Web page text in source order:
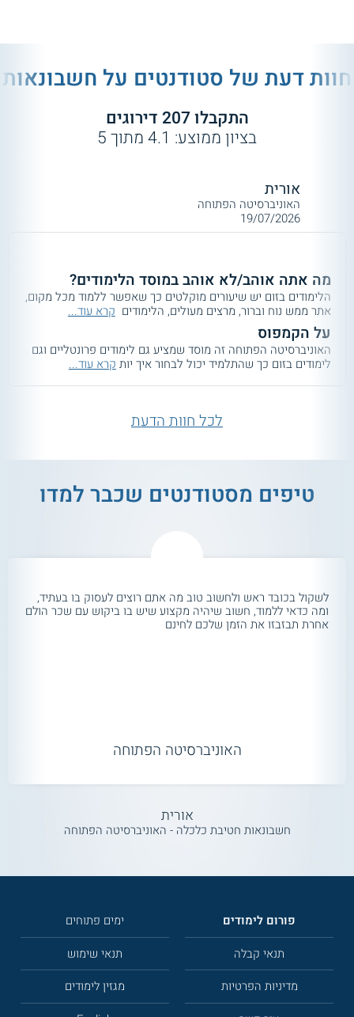
חוות דעת של סטודנטים על חשבונאות
התקבלו207 דירוגים
בציון ממוצע: 4.1מתוך5
אורית
האוניברסיטה הפתוחה
19/07/2026
מה אתה אוהב/לא אוהב במוסד הלימודים?
הלימודים בזום יש שיעורים מוקלטים כך שאפשר ללמוד מכל מקום,
אתר ממש נוח וברור, מרצים מעולים, הלימודים קרא עוד...
על הקמפוס
האוניברסיטה הפתוחה זה מוסד שמציע גם לימודים פרונטליים וגם
לימודים בזום כך שהתלמיד יכול לבחור איך יותקרא עוד...
לכל חוות הדעת
טיפים מסטודנטים שכבר למדו
לשקול בכובד ראש ולחשוב טוב מה אתם רוצים לעסוק בו בעתיד,
ומה כדאי ללמוד, חשוב שיהיה מקצוע שיש בו ביקוש עם שכר הולם
אחרת תבזבזו את הזמן שלכם לחינם
האוניברסיטה הפתוחה
אורית
חשבונאות חטיבת כלכלה - האוניברסיטה הפתוחה
פורום לימודים
ימים פתוחים
תנאי קבלה
תנאי שימוש
מדיניות הפרטיות
מגזין לימודים